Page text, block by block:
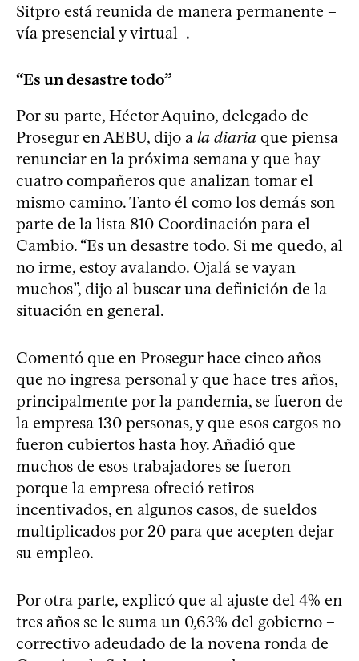
Sitpro está reunida de manera permanente –
vía presencial y virtual–.
“Es un desastre todo”
Por su parte, Héctor Aquino, delegado de
Prosegur en AEBU, dijo a la diaria que piensa
renunciar en la próxima semana y que hay
cuatro compañeros que analizan tomar el
mismo camino. Tanto él como los demás son
parte de la lista 810 Coordinación para el
Cambio. “Es un desastre todo. Si me quedo, al
no irme, estoy avalando. Ojalá se vayan
muchos”, dijo al buscar una definición de la
situación en general.
Comentó que en Prosegur hace cinco años
que no ingresa personal y que hace tres años,
principalmente por la pandemia, se fueron de
la empresa 130 personas, y que esos cargos no
fueron cubiertos hasta hoy. Añadió que
muchos de esos trabajadores se fueron
porque la empresa ofreció retiros
incentivados, en algunos casos, de sueldos
multiplicados por 20 para que acepten dejar
su empleo.
Por otra parte, explicó que al ajuste del 4% en
tres años se le suma un 0,63% del gobierno –
correctivo adeudado de la novena ronda de